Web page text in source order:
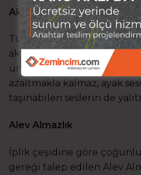
Akustik ve Ses Yalıtımı
Tüm karo halılar tekstil
akustik yalıtım hem de ses
ürünlerdir. Ortamdaki sesin
azaltmakla kalmaz, ayak
taşınabilen seslerin de
Alev Almazlık
İplik çeşidine göre
gereği talep edilen Alev